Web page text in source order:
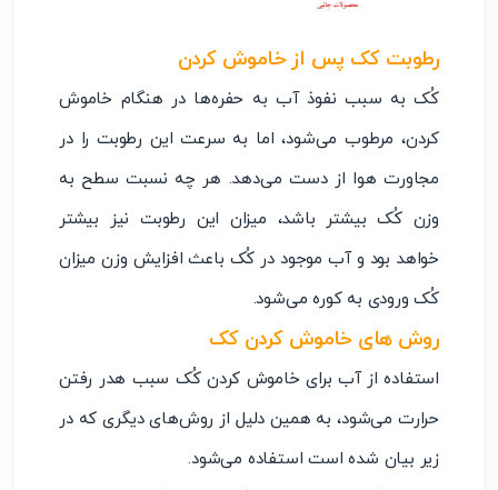
رطوبت کک پس از خاموش کردن
کُک به سبب نفوذ آب به حفره‌ها در هنگام خاموش
کردن، مرطوب می‌شود، اما به سرعت این رطوبت را در
مجاورت هوا از دست می‌دهد. هر چه نسبت سطح به
وزن کُک بیشتر باشد، میزان این رطوبت نیز بیشتر
خواهد بود و آب موجود در کُک باعث افزایش وزن میزان
کُک ورودی به کوره می‌شود.
روش های خاموش کردن کک
استفاده از آب برای خاموش کردن کُک سبب هدر رفتن
حرارت می‌شود، به همین دلیل از روش‌های دیگری که در
زیر بیان شده است استفاده می‌شود.